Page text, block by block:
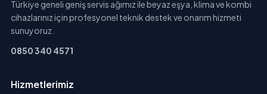
Türkiye geneli geniş servis ağımız ile beyaz eşya, klima ve kombi
cihazlarınız için profesyonel teknik destek ve onarım hizmeti
sunuyoruz.
0850 340 4571
Hizmetlerimiz